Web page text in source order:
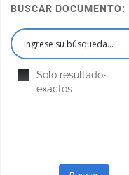
BUSCAR DOCUMENTO:
Solo resultados
exactos